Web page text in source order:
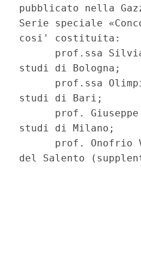
pubblicato nella
Serie speciale
cosi' costituita:
prof.ssa
studi di Bologna;
prof.ssa
studi di Bari;
prof.
studi di Milano;
prof. Onofrio